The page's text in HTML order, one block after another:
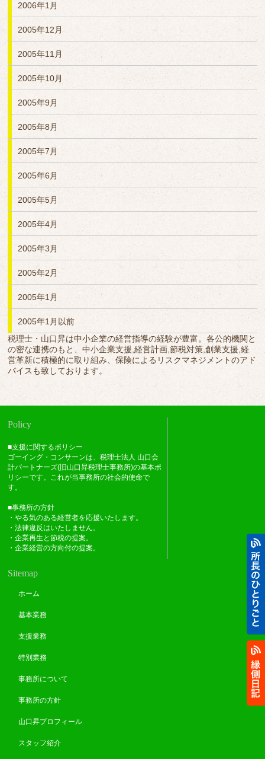
2006年1月
2005年12月
2005年11月
2005年10月
2005年9月
2005年8月
2005年7月
2005年6月
2005年5月
2005年4月
2005年3月
2005年2月
2005年1月
2005年1月以前
税理士・山口昇は中小企業の経営指導の経験が豊富。各公的機関と
の密な連携のもと、中小企業支援,経営計画,節税対策,創業支援,経
営革新に積極的に取り組み、保険によるリスクマネジメントのアド
バイスも致しております。
Policy
■支援に関するポリシー
ゴーイング・コンサーンは、税理士法人 山口会
計パートナーズ(旧山口昇税理士事務所)の基本ポ
リシーです。これが当事務所の社会的使命で
す。
■事務所の方針
・やる気のある経営者を応援いたします。
・法律違反はいたしません。
・企業再生と節税の提案。
・企業経営の方向付の提案。
Sitemap
ホーム
基本業務
支援業務
特別業務
事務所について
事務所の方針
山口昇プロフィール
スタッフ紹介